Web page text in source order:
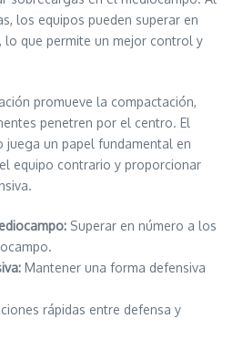
los equipos pueden superar en
lo que permite un mejor control y
promueve la compactación,
penetren por el centro. El
juega un papel fundamental en
equipo contrario y proporcionar
Superar en número a los
Mantener una forma defensiva
rápidas entre defensa y